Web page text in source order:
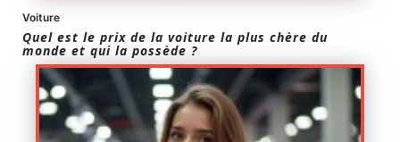
Voiture
Quel est le prix de la voiture la plus chère du
monde et qui la possède ?